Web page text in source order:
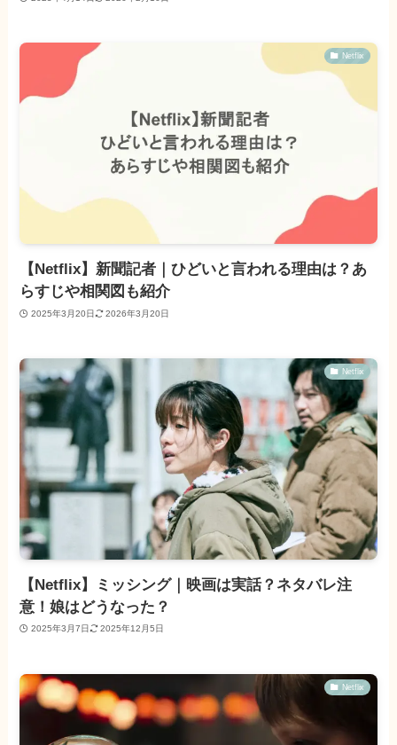
Netflix
【Netflix】新聞記者｜ひどいと言われる理由は？あ
らすじや相関図も紹介
2025年3月20日 2026年3月20日
Netflix
【Netflix】ミッシング｜映画は実話？ネタバレ注
意！娘はどうなった？
2025年3月7日 2025年12月5日
Netflix